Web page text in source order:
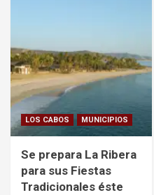
LOS CABOS MUNICIPIOS
Se prepara La Ribera
para sus Fiestas
Tradicionales éste